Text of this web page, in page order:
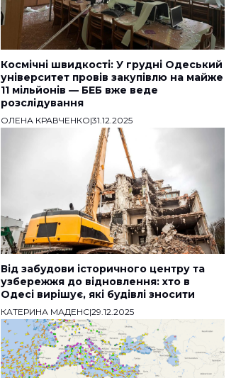
Космічні швидкості: У грудні Одеський
університет провів закупівлю на майже
11 мільйонів — БЕБ вже веде
розслідування
ОЛЕНА КРАВЧЕНКО|31.12.2025
Від забудови історичного центру та
узбережжя до відновлення: хто в
Одесі вирішує, які будівлі зносити
КАТЕРИНА МАДЕНС|29.12.2025